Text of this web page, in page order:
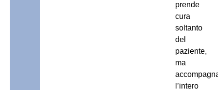
prende
cura
soltanto
del
paziente,
ma
l’intero